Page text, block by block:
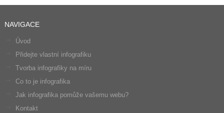
NAVIGACE
Úvod
Přidejte vlastní infografiku
Tvorba infografiky na míru
Co to je infografika
Jak infografika pomůže vašemu webu?
Kontakt